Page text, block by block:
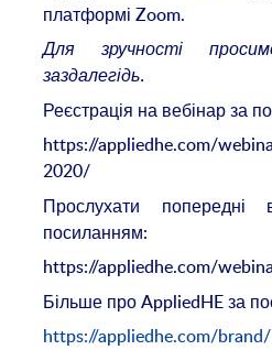
платформі Zoom.
Для зручності
заздалегідь.
Реєстрація на вебінар за
https://appliedhe.com/
2020/
Прослухати
посиланням:
https://appliedhe.com/
Більше про AppliedHE за
https://appliedhe.com/brand/